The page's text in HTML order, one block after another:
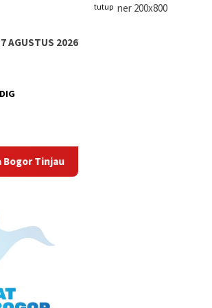
tutup
AGUSTUS 2026
Pasar Merdeka, Siap Tampung